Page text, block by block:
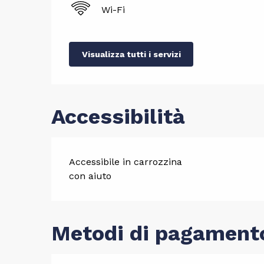
Wi-Fi
Visualizza tutti i servizi
Accessibilità
Accessibile in carrozzina
con aiuto
Metodi di